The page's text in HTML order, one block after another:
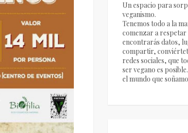
Un espacio para
veganismo.
Tenemos todo a la
comenzar a respetar
encontrarás datos,
compartir,
redes sociales, que
ser vegano es
el mundo que